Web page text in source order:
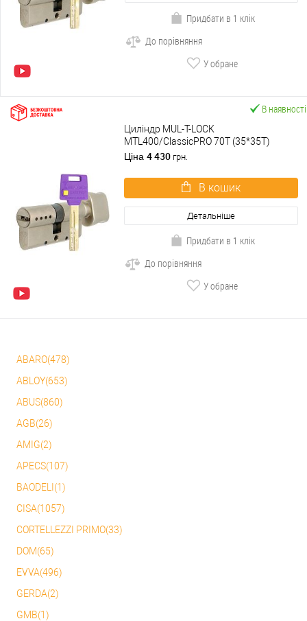
Придбати в 1 клік
До порівняння
У обране
В наявності
Циліндр MUL-T-LOCK
MTL400/ClassicPRO 70T (35*35T)
нікель сатин
Ціна 4 430 грн.
В кошик
Детальніше
Придбати в 1 клік
До порівняння
У обране
ABARO(478)
ABLOY(653)
ABUS(860)
AGB(26)
AMIG(2)
APECS(107)
BAODELI(1)
CISA(1057)
CORTELLEZZI PRIMO(33)
DOM(65)
EVVA(496)
GERDA(2)
GMB(1)